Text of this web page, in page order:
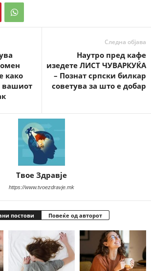
како
вашиот
Следна објава
Наутро пред кафе
изедете ЛИСТ ЧУВАРКУЌА
– Познат српски билкар
советува за што е добар
Твое Здравје
https://www.tvoezdravje.mk
постови Повеќе од авторот